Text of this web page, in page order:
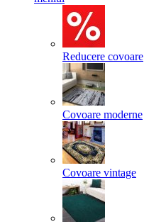
Reducere covoare
Covoare moderne
Covoare vintage